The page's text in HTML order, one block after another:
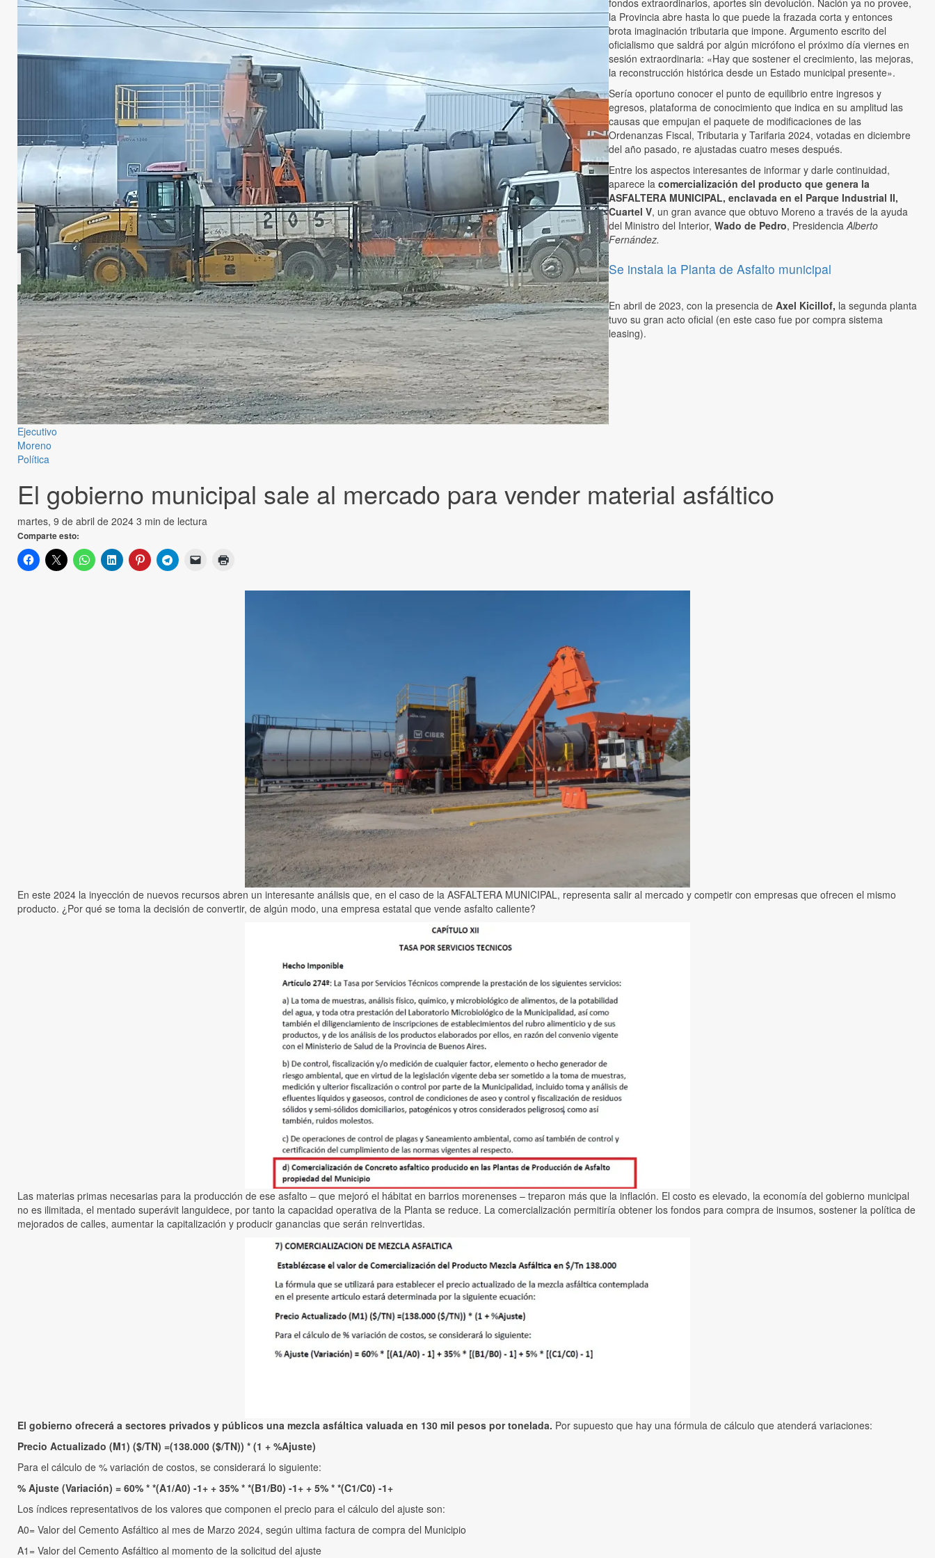
Ejecutivo
Moreno
Política
El gobierno municipal sale al mercado para vender material asfáltico
martes, 9 de abril de 2024 3 min de lectura
Comparte esto:
fondos extraordinarios, aportes sin devolución. Nación ya no provee,
la Provincia abre hasta lo que puede la frazada corta y entonces
brota imaginación tributaria que impone. Argumento escrito del
oficialismo que saldrá por algún micrófono el próximo día viernes en
sesión extraordinaria: «Hay que sostener el crecimiento, las mejoras,
la reconstrucción histórica desde un Estado municipal presente».
Sería oportuno conocer el punto de equilibrio entre ingresos y
egresos, plataforma de conocimiento que indica en su amplitud las
causas que empujan el paquete de modificaciones de las
Ordenanzas Fiscal, Tributaria y Tarifaria 2024, votadas en diciembre
del año pasado, re ajustadas cuatro meses después.
Entre los aspectos interesantes de informar y darle continuidad,
aparece la comercialización del producto que genera la
ASFALTERA MUNICIPAL, enclavada en el Parque Industrial II,
Cuartel V, un gran avance que obtuvo Moreno a través de la ayuda
del Ministro del Interior, Wado de Pedro, PresidenciaAlberto
Fernández.
Se instala la Planta de Asfalto municipal
En abril de 2023, con la presencia de Axel Kicillof, la segunda planta
tuvo su gran acto oficial (en este caso fue por compra sistema
leasing).
En este 2024 la inyección de nuevos recursos abren un interesante análisis que, en el caso de la ASFALTERA MUNICIPAL, representa salir al mercado y competir con empresas que ofrecen el mismo
producto. ¿Por qué se toma la decisión de convertir, de algún modo, una empresa estatal que vende asfalto caliente?
Las materias primas necesarias para la producción de ese asfalto – que mejoró el hábitat en barrios morenenses – treparon más que la inflación. El costo es elevado, la economía del gobierno municipal
no es ilimitada, el mentado superávit languidece, por tanto la capacidad operativa de la Planta se reduce. La comercialización permitiría obtener los fondos para compra de insumos, sostener la política de
mejorados de calles, aumentar la capitalización y producir ganancias que serán reinvertidas.
El gobierno ofrecerá a sectores privados y públicos una mezcla asfáltica valuada en 130 mil pesos por tonelada. Por supuesto que hay una fórmula de cálculo que atenderá variaciones:
Precio Actualizado (M1) ($/TN) =(138.000 ($/TN)) * (1 + %Ajuste)
Para el cálculo de % variación de costos, se considerará lo siguiente:
% Ajuste (Variación) = 60% * *(A1/A0) -1+ + 35% * *(B1/B0) -1+ + 5% * *(C1/C0) -1+
Los índices representativos de los valores que componen el precio para el cálculo del ajuste son:
A0= Valor del Cemento Asfáltico al mes de Marzo 2024, según ultima factura de compra del Municipio
A1= Valor del Cemento Asfáltico al momento de la solicitud del ajuste